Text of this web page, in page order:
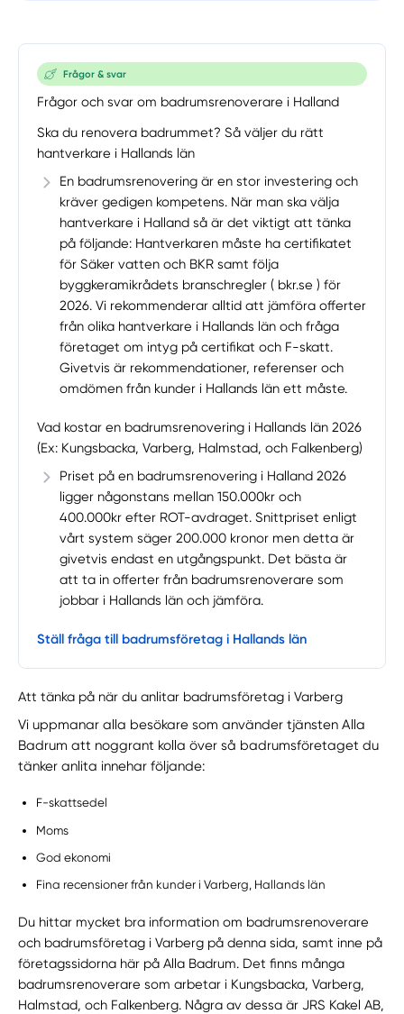
Frågor & svar
Frågor och svar om badrumsrenoverare i Halland
Ska du renovera badrummet? Så väljer du rätt
hantverkare i Hallands län
En badrumsrenovering är en stor investering och
kräver gedigen kompetens. När man ska välja
hantverkare i Halland så är det viktigt att tänka
på följande: Hantverkaren måste ha certifikatet
för Säker vatten och BKR samt följa
byggkeramikrådets branschregler ( bkr.se ) för
2026. Vi rekommenderar alltid att jämföra offerter
från olika hantverkare i Hallands län och fråga
företaget om intyg på certifikat och F-skatt.
Givetvis är rekommendationer, referenser och
omdömen från kunder i Hallands län ett måste.
Vad kostar en badrumsrenovering i Hallands län 2026
(Ex: Kungsbacka, Varberg, Halmstad, och Falkenberg)
Priset på en badrumsrenovering i Halland 2026
ligger någonstans mellan 150.000kr och
400.000kr efter ROT-avdraget. Snittpriset enligt
vårt system säger 200.000 kronor men detta är
givetvis endast en utgångspunkt. Det bästa är
att ta in offerter från badrumsrenoverare som
jobbar i Hallands län och jämföra.
Ställ fråga till badrumsföretag i Hallands län
Att tänka på när du anlitar badrumsföretag i Varberg
Vi uppmanar alla besökare som använder tjänsten Alla
Badrum att noggrant kolla över så badrumsföretaget du
tänker anlita innehar följande:
F-skattsedel
Moms
God ekonomi
Fina recensioner från kunder i Varberg, Hallands län
Du hittar mycket bra information om badrumsrenoverare
och badrumsföretag i Varberg på denna sida, samt inne på
företagssidorna här på Alla Badrum. Det finns många
badrumsrenoverare som arbetar i Kungsbacka, Varberg,
Halmstad, och Falkenberg. Några av dessa är JRS Kakel AB,